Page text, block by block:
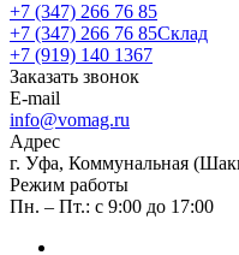
+7 (347) 266 76 85
+7 (347) 266 76 85Склад
+7 (919) 140 1367
Заказать звонок
E-mail
info@vomag.ru
Адрес
г. Уфа, Коммунальная
Режим работы
Пн. – Пт.: с 9:00 до 17:00